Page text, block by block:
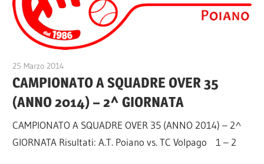
25 Marzo 2014
CAMPIONATO A SQUADRE OVER 35
(ANNO 2014) – 2^ GIORNATA
CAMPIONATO A SQUADRE OVER 35 (ANNO 2014) – 2^
GIORNATA Risultati: A.T. Poiano vs. TC Volpago 1 – 2